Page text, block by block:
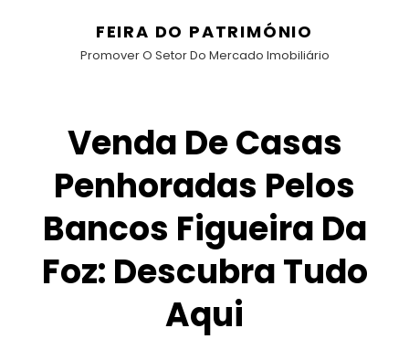
FEIRA DO PATRIMÓNIO
Promover O Setor Do Mercado Imobiliário
Venda De Casas
Penhoradas Pelos
Bancos Figueira Da
Foz: Descubra Tudo
Aqui